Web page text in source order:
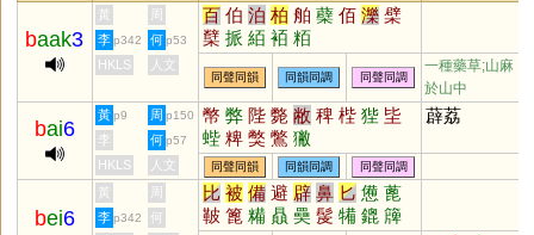
baak3
黃 周 百 伯 泊 柏 舶 蘗 佰 濼 檗
櫱 挀 絔 袹 粨
李 p342 何 p53
HKLS 人文
同聲同韻 同韻同調 同聲同調
一種藥草;山麻，
於山中
bai6
黃 p9 周 p150 幣 弊 陛 斃 敝 稗 梐 狴 坒
蜌 粺 獘 鷩 獙
薜荔
李 何 p57
HKLS 人文 同聲同韻 同韻同調 同聲同調
bei6
黃 周 比 被 備 避 辟 鼻 匕 憊 蓖
鞁 篦 糒 贔 奰 髲 犕 鎞 簰
李 p342
何